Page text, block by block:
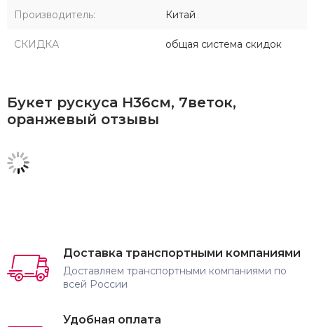
Производитель: Китай
СКИДКА общая система скидок
Букет рускуса Н36см, 7веток,
оранжевый отзывы
Доставка транспортными компаниями
Доставляем транспортными компаниями по
всей России
Удобная оплата